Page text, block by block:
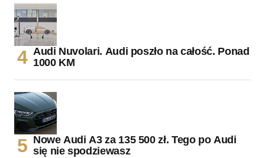
Audi Nuvolari. Audi poszło na całość. Ponad
1000 KM
Nowe Audi A3 za 135 500 zł. Tego po Audi
się nie spodziewasz